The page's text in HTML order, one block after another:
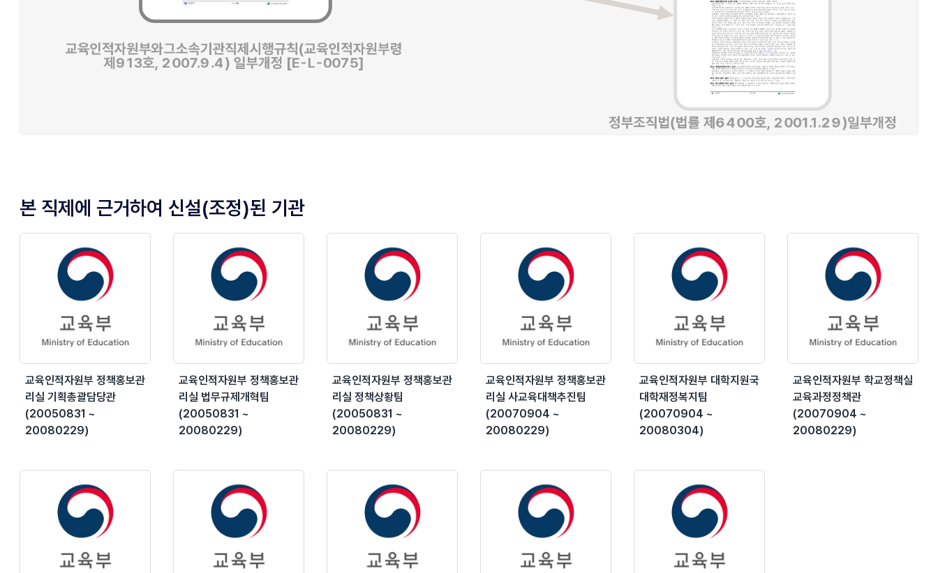
본 직제에 근거하여 신설(조정)된 기관
교육인적자원부 정책홍보관
리실 기획총괄담당관
(20050831 ~
20080229)
교육인적자원부 정책홍보관
리실 법무규제개혁팀
(20050831 ~
20080229)
교육인적자원부 정책홍보관
리실 정책상황팀
(20050831 ~
20080229)
교육인적자원부 정책홍보관
리실 사교육대책추진팀
(20070904 ~
20080229)
교육인적자원부 대학지원국
대학재정복지팀
(20070904 ~
20080304)
교육인적자원부 학교정책실
교육과정정책관
(20070904 ~
20080229)